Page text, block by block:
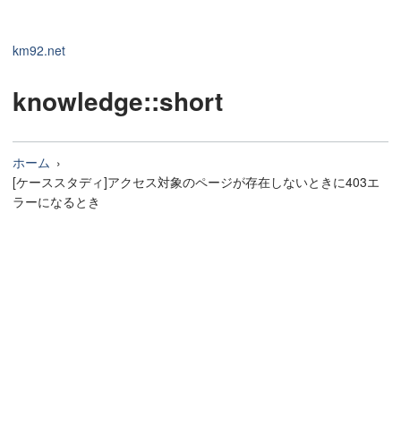
km92.net
knowledge::short
ホーム
[ケーススタディ]アクセス対象のページが存在しないときに403エ
ラーになるとき